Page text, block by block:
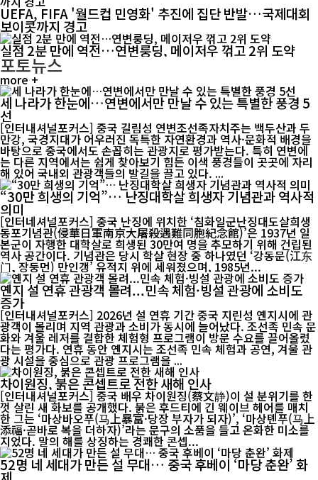
UEFA, FIFA '월드컵 민영화' 추진에 집단 반발…국제대회
보이콧까지 경고
실점 2분 만에 역전…연변룽딩, 메이저우 꺾고 2위 도약
포토뉴스
more +
세 나라가 한눈에…연변에서만 만날 수 있는 특별한 풍경 5
선
[인터내셔널포커스] 중국 길림성 연변조선족자치주는 백두산과 두
만강, 국경지대가 어우러진 독특한 자연환경과 역사·문화적 배경을
바탕으로 중국에서도 손꼽히는 관광지로 평가받는다. 특히 연변에
는 다른 지역에서는 쉽게 찾아보기 힘든 이색 풍경들이 곳곳에 자리
해 있어 국내외 관광객들의 발길을 끌고 있다. ...
“30만 희생의 기억”… 난징대학살 희생자 기념관과 역사적
의미
[인터네셔널포커스] 중국 난징에 위치한 ‘침화일군난징대도살희생
동포기념관(侵華日軍南京大屠殺遇難同胞紀念館)’은 1937년 일
본군이 자행한 대학살로 희생된 30만여 명을 추모하기 위해 건립된
역사 공간이다. 기념관은 당시 학살 현장 중 하나였던 ‘강동문(江东
门, 장둥먼) 만인갱’ 유적지 위에 세워졌으며, 1985년...
옌지 설 연휴 관광객 몰려...민속 체험·빙설 관광에 소비도
증가
[인터내셔널포커스] 2026년 설 연휴 기간 중국 지린성 옌지시에 관
광객이 몰리며 지역 관광과 소비가 동시에 늘어났다. 조선족 민속 문
화와 겨울 레저를 결합한 체험형 프로그램이 방문 수요를 끌어올렸
다는 평가다. 연휴 동안 옌지시는 조선족 민속 체험과 공연, 겨울 관
광 시설을 중심으로 관광 프로그램을 ...
차이원징, 붉은 콘셉트로 전한 새해 인사
[인터내셔널포커스] 중국 배우 차이원징(蔡文静)이 설 분위기를 한
껏 살린 새 화보를 공개했다. 붉은 후드티에 긴 웨이브 헤어를 매치
한 그는 ‘마상바오푸(马上暴富·당장 부자가 되자)’, ‘마상톈푸(马上
添福·곧바로 복을 더하자)’라는 문구의 소품을 들고 온화한 미소를
지었다. 말의 해를 상징하는 경쾌한 콘셉...
52명 네 세대가 만든 설 무대… 중국 후베이 ‘마당 춘완’ 화